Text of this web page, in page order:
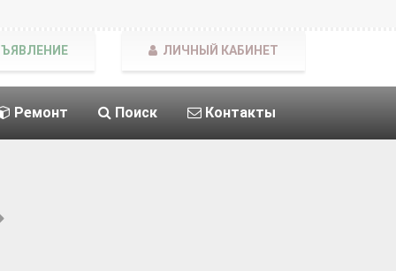
Ремонт Поиск Контакты
ЛИЧНЫЙ КАБИНЕТ